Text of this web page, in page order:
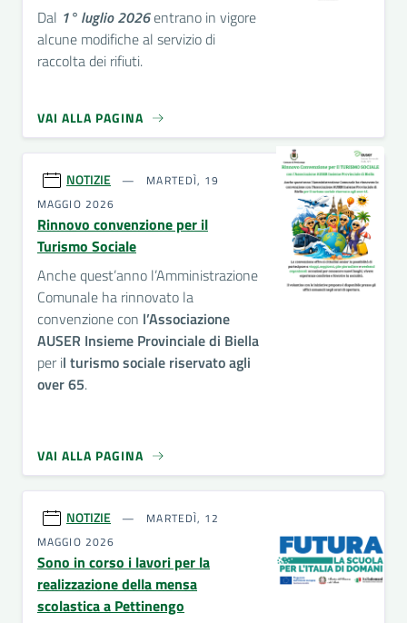
Dal 1° luglio 2026entrano in vigore
alcune modifiche al servizio di
raccolta dei rifiuti.
VAI ALLA PAGINA
NOTIZIE
MARTEDÌ, 19
MAGGIO 2026
Rinnovo convenzione per il
Turismo Sociale
Anche quest’anno l’Amministrazione
Comunale ha rinnovato la
convenzione con l’Associazione
AUSER Insieme Provinciale di Biella
per il turismo sociale riservato agli
over 65.
VAI ALLA PAGINA
NOTIZIE
MARTEDÌ, 12
MAGGIO 2026
Sono in corso i lavori per la
realizzazione della mensa
scolastica a Pettinengo